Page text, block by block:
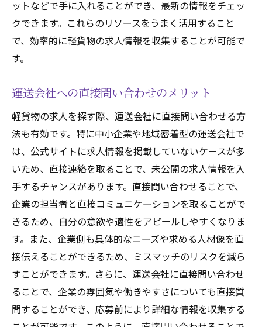
ットなどで手に入れることができ、最新の情報をチェッ
クできます。これらのリソースをうまく活用すること
で、効率的に軽貨物の求人情報を収集することが可能で
す。
運送会社への直接問い合わせのメリット
軽貨物の求人を探す際、運送会社に直接問い合わせる方
法も有効です。特に中小企業や地域密着型の運送会社で
は、公式サイトに求人情報を掲載していないケースが多
いため、直接連絡を取ることで、未公開の求人情報を入
手するチャンスがあります。直接問い合わせることで、
企業の担当者と直接コミュニケーションを取ることがで
きるため、自分の意欲や適性をアピールしやすくなりま
す。また、企業側も具体的なニーズや求める人材像を直
接伝えることができるため、ミスマッチのリスクを減ら
すことができます。さらに、運送会社に直接問い合わせ
ることで、企業の雰囲気や働きやすさについても直接質
問することができ、応募前により詳細な情報を収集する